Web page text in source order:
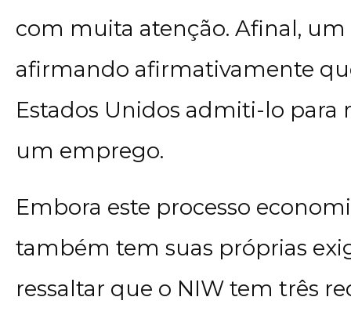
com muita atenção. Afinal,
afirmando afirmativamente
Estados Unidos admiti-lo para
um emprego.
Embora este processo
também tem suas próprias
ressaltar que o NIW tem três